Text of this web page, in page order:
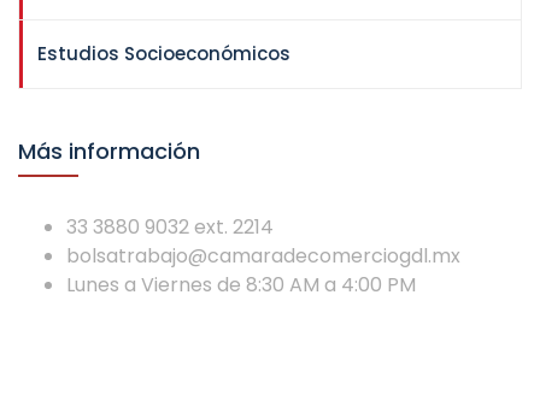
Estudios Socioeconómicos
Más información
33 3880 9032 ext. 2214
bolsatrabajo@camaradecomerciogdl.mx
Lunes a Viernes de 8:30 AM a 4:00 PM